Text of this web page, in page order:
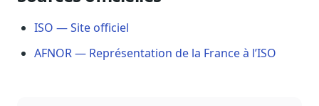
Presse
ISO — Site officiel
AFNOR — Représentation de la France à l’ISO